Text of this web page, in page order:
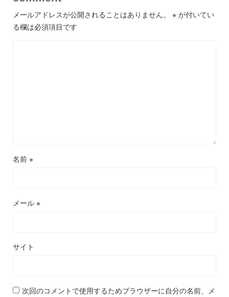
メールアドレスが公開されることはありません。 ※ が付いてい
る欄は必須項目です
名前 ※
メール ※
サイト
次回のコメントで使用するためブラウザーに自分の名前、メ